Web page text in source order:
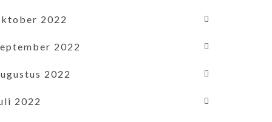
2022
2022
2022
2022